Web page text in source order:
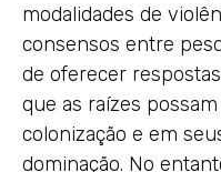
modalidades de
consensos entre
de oferecer
que as raízes
colonização e em
dominação. No